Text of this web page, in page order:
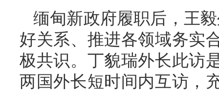
缅甸新政府履职后，王
好关系、推进各领域务实
极共识。丁貌瑞外长此访
两国外长短时间内互访，